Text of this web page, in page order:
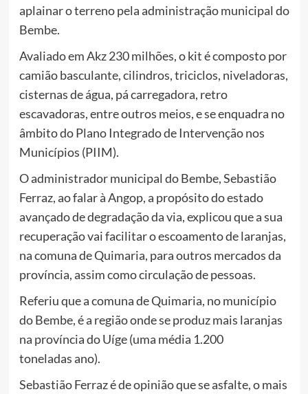
aplainar o terreno pela administração municipal do
Bembe.
Avaliado em Akz 230 milhões, o kit é composto por
camião basculante, cilindros, triciclos, niveladoras,
cisternas de água, pá carregadora, retro
escavadoras, entre outros meios, e se enquadra no
âmbito do Plano Integrado de Intervenção nos
Municípios (PIIM).
O administrador municipal do Bembe, Sebastião
Ferraz, ao falar à Angop, a propósito do estado
avançado de degradação da via, explicou que a sua
recuperação vai facilitar o escoamento de laranjas,
na comuna de Quimaria, para outros mercados da
província, assim como circulação de pessoas.
Referiu que a comuna de Quimaria, no município
do Bembe, é a região onde se produz mais laranjas
na província do Uíge (uma média 1.200
toneladas ano).
Sebastião Ferraz é de opinião que se asfalte, o mais